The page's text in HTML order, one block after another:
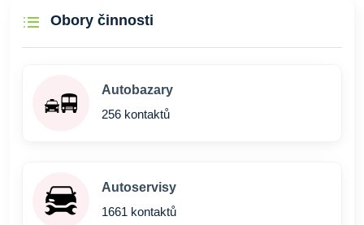
Obory činnosti
Autobazary
256 kontaktů
Autoservisy
1661 kontaktů